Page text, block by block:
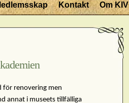
Kontakt Om KIV
för renovering men
annat i museets tillfälliga